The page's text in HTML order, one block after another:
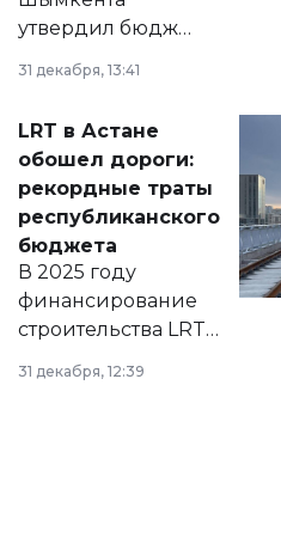
утвердил бюджет
города на 2026–
2028 годы.
документ
появился в базе
нормативных
правовых актов и
на сайте маслихат
города.
31 декабря, 13:41
LRT в Астане
обошел дороги:
рекордные траты
республиканского
бюджета
В 2025 году
финансирование
строительства LRT
в Астане из
республиканского
31 декабря, 12:39